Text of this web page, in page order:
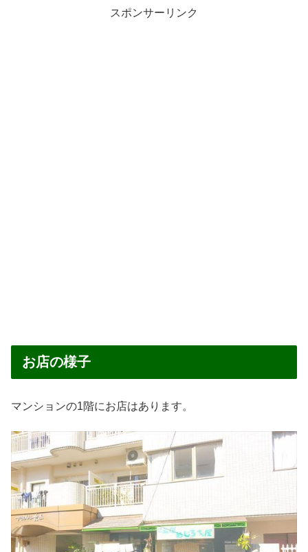
スポンサーリンク
お店の様子
マンションの1階にお店はあります。